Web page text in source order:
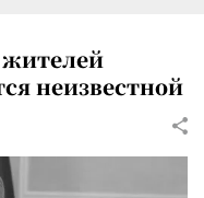
жителей
неизвестной